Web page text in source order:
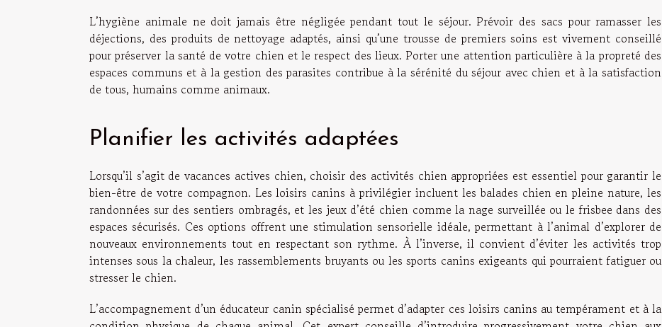
L’hygiène animale ne doit jamais être négligée pendant tout le séjour. Prévoir des sacs pour ramasser les
déjections, des produits de nettoyage adaptés, ainsi qu’une trousse de premiers soins est vivement conseillé
pour préserver la santé de votre chien et le respect des lieux. Porter une attention particulière à la propreté des
espaces communs et à la gestion des parasites contribue à la sérénité du séjour avec chien et à la satisfaction
de tous, humains comme animaux.
Planifier les activités adaptées
Lorsqu’il s’agit de vacances actives chien, choisir des activités chien appropriées est essentiel pour garantir le
bien-être de votre compagnon. Les loisirs canins à privilégier incluent les balades chien en pleine nature, les
randonnées sur des sentiers ombragés, et les jeux d’été chien comme la nage surveillée ou le frisbee dans des
espaces sécurisés. Ces options offrent une stimulation sensorielle idéale, permettant à l’animal d’explorer de
nouveaux environnements tout en respectant son rythme. À l’inverse, il convient d’éviter les activités trop
intenses sous la chaleur, les rassemblements bruyants ou les sports canins exigeants qui pourraient fatiguer ou
stresser le chien.
L’accompagnement d’un éducateur canin spécialisé permet d’adapter ces loisirs canins au tempérament et à la